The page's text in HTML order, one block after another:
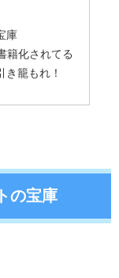
庫
籍化されてる
籠もれ！
の宝庫